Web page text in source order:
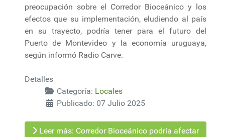
preocupación sobre el Corredor Bioceánico y los
efectos que su implementación, eludiendo al país
en su trayecto, podría tener para el futuro del
Puerto de Montevideo y la economía uruguaya,
según informó Radio Carve.
Detalles
Categoría: Locales
Publicado: 07 Julio 2025
Leer más: Corredor Bioceánico podría afectar